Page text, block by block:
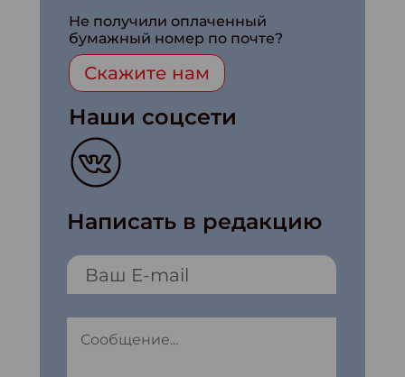
Не получили оплаченный
бумажный номер по почте?
Скажите нам
Наши соцсети
Написать в редакцию